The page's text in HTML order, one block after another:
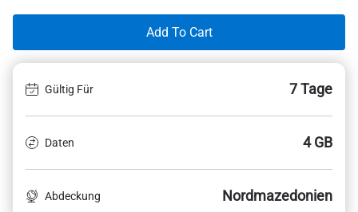
Add To Cart
Gültig Für 7 Tage
Daten 4 GB
Abdeckung Nordmazedonien